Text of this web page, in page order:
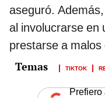
aseguró.
al involucrarse en
prestarse a malos
TIKTOK
Prefiero